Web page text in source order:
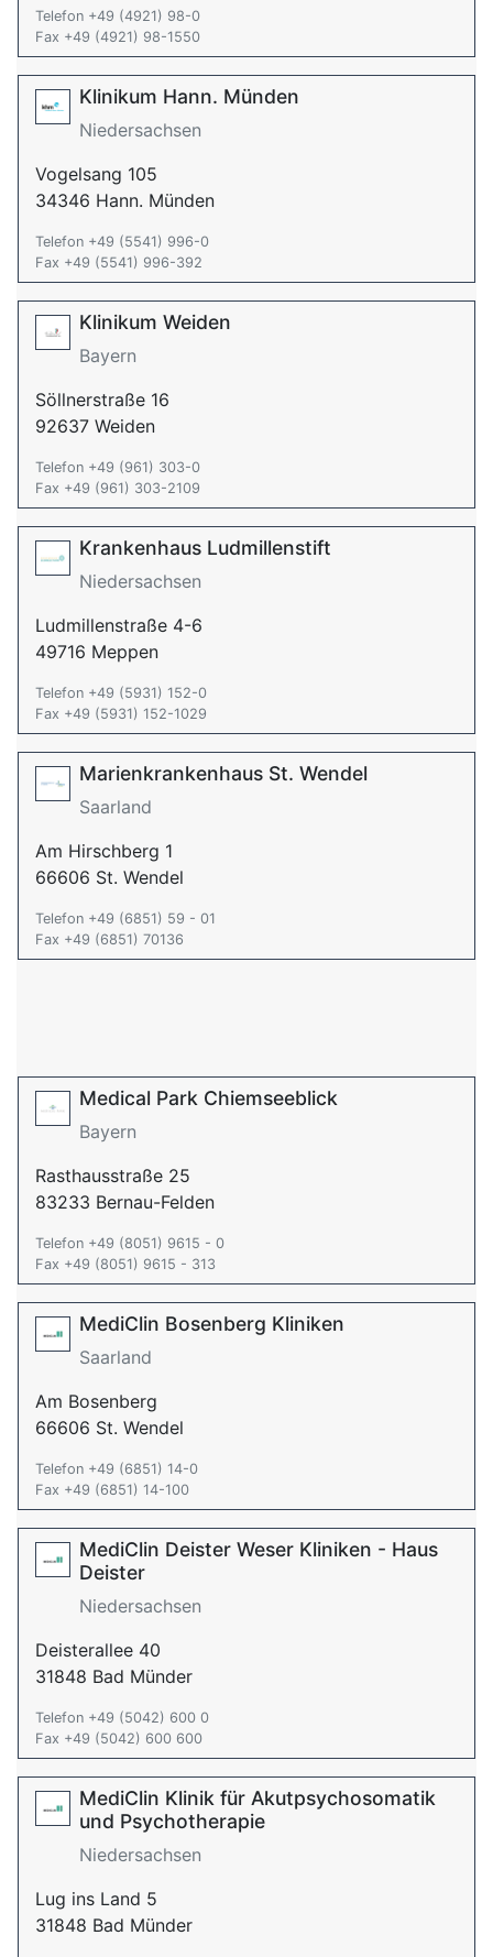
Telefon +49 (4921) 98-0
Fax +49 (4921) 98-1550
Klinikum Hann. Münden
Niedersachsen
Vogelsang 105
34346 Hann. Münden
Telefon +49 (5541) 996-0
Fax +49 (5541) 996-392
Klinikum Weiden
Bayern
Söllnerstraße 16
92637 Weiden
Telefon +49 (961) 303-0
Fax +49 (961) 303-2109
Krankenhaus Ludmillenstift
Niedersachsen
Ludmillenstraße 4-6
49716 Meppen
Telefon +49 (5931) 152-0
Fax +49 (5931) 152-1029
Marienkrankenhaus St. Wendel
Saarland
Am Hirschberg 1
66606 St. Wendel
Telefon +49 (6851) 59 - 01
Fax +49 (6851) 70136
Medical Park Chiemseeblick
Bayern
Rasthausstraße 25
83233 Bernau-Felden
Telefon +49 (8051) 9615 - 0
Fax +49 (8051) 9615 - 313
MediClin Bosenberg Kliniken
Saarland
Am Bosenberg
66606 St. Wendel
Telefon +49 (6851) 14-0
Fax +49 (6851) 14-100
MediClin Deister Weser Kliniken - Haus
Deister
Niedersachsen
Deisterallee 40
31848 Bad Münder
Telefon +49 (5042) 600 0
Fax +49 (5042) 600 600
MediClin Klinik für Akutpsychosomatik
und Psychotherapie
Niedersachsen
Lug ins Land 5
31848 Bad Münder